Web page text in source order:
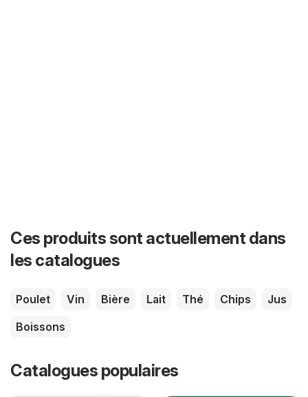
Ces produits sont actuellement dans
les catalogues
Poulet Vin Bière Lait Thé Chips
Jus
Boissons
Catalogues populaires